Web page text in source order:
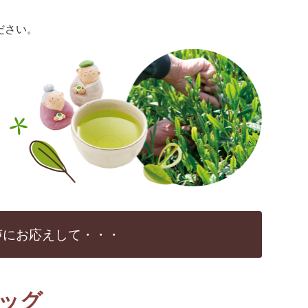
い。
お応えして・・・
グ